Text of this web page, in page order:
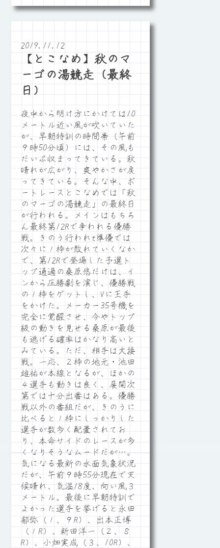
2019.11.12
【とこなめ】秋のマ
ーゴの湯競走（最終
日）
夜中から明け方にかけては10
メートル近い風が吹いていた
が、早朝特訓の時間帯（午前
９時50分頃）には、その風も
だいぶ収まってきている。秋
晴れが広がり、爽やかさが戻
ってきている。そんな中、ボ
ートレースとこなめでは「秋
のマーゴの湯競走」の最終日
が行われる。メインはもちろ
ん最終第12Rで争われる優勝
戦。きのう行われt準優では
次々に１枠が敗れていくなか
で、第12Rで登場した予選ト
ップ通過の桑原悠だけは、イ
ンから圧勝劇を演じ、優勝戦
の１枠をゲットし、Vに王手
をかけた。メーカー35号機を
完全に覚醒させ、今やトップ
級の動きを見せる桑原が最後
も逃げる確率はかなり高いと
みている。ただ、相手は大接
戦。一応、２枠の地元・池田
雄祐が本線となるが、ほかの
４選手も動きは良く、展開次
第では十分出番はある。優勝
戦以外の番組だが、きのうに
比べると１枠にしっかりした
選手が数多く配置されてお
り、本命サイドのレースが多
くなりそうなムードだが…。
気になる最新の水面気象状況
だが、午前９時55分現在で天
候晴れ、気温18度、向い風３
メートル。最後に早朝特訓で
よかった選手を挙げると永田
郁弥（１、９R）、出本正博
（１R）、新田洋一（２、８
R）、小畑実成（３、10R）、